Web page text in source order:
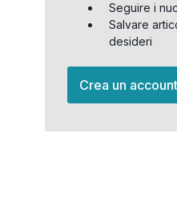
Seguire i
Salvare
desideri
Crea un account